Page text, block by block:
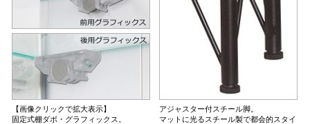
【画像クリックで拡大表示】
固定式棚ダボ・グラフィックス。
アジャスター付スチール脚。
マットに光るスチール製で都会的スタイ